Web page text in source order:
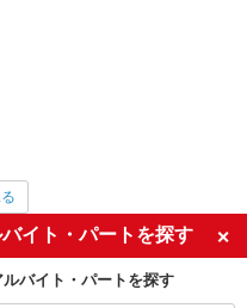
イト・パートを探す
バイト・パートを探す